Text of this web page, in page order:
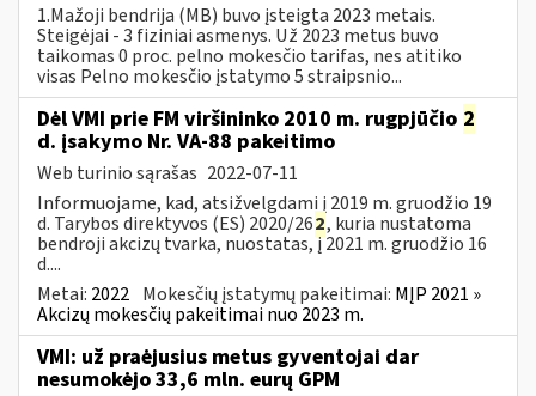
1.Mažoji bendrija (MB) buvo įsteigta 2023 metais.
Steigėjai - 3 fiziniai asmenys. Už 2023 metus buvo
taikomas 0 proc. pelno mokesčio tarifas, nes atitiko
visas Pelno mokesčio įstatymo 5 straipsnio...
Dėl VMI prie FM viršininko 2010 m. rugpjūčio 2
d. įsakymo Nr. VA-88 pakeitimo
Web turinio sąrašas 2022-07-11
Informuojame, kad, atsižvelgdami į 2019 m. gruodžio 19
d. Tarybos direktyvos (ES) 2020/262, kuria nustatoma
bendroji akcizų tvarka, nuostatas, į 2021 m. gruodžio 16
d....
Metai: 2022 Mokesčių įstatymų pakeitimai: MĮP 2021 »
Akcizų mokesčių pakeitimai nuo 2023 m.
VMI: už praėjusius metus gyventojai dar
nesumokėjo 33,6 mln. eurų GPM